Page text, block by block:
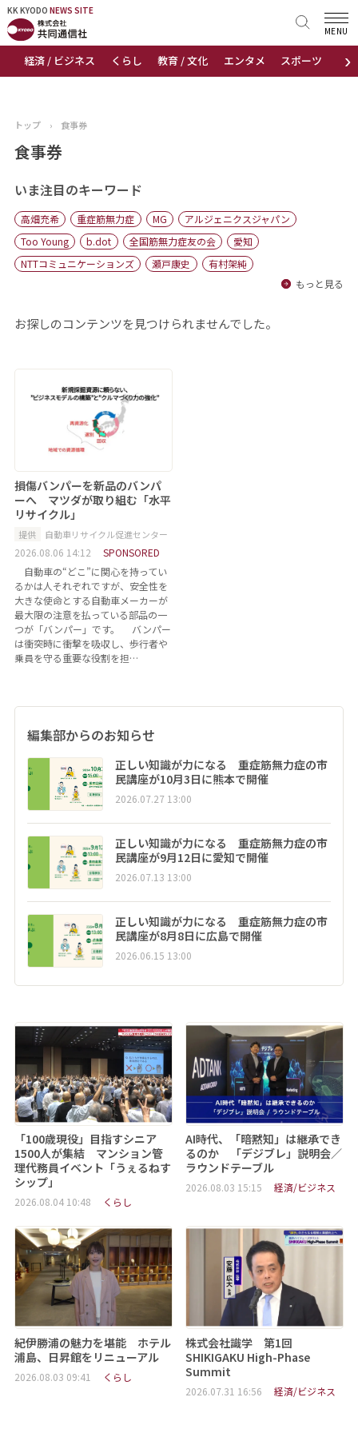
KK KYODO NEWS SITE
›
経済 / ビジネス くらし 教育 / 文化 エンタメ スポーツ 地域
MENU
KK KYODONEWS SITE
トップページ
ニュース
おすすめコンテンツ
出版物
会社概要
トップ › 食事券
食事券
いま注目のキーワード
高畑充希 重症筋無力症 MG
アルジェニクスジャパン
Too Young
b.dot 全国筋無力症友の会
愛知
NTTコミュニケーションズ
瀬戸康史
有村架純
もっと見る
お探しのコンテンツを見つけられませんでした。
損傷バンパーを新品のバンパ
ーへ マツダが取り組む「水平
リサイクル」
提供 自動車リサイクル促進センター
2026.08.06 14:12
SPONSORED
自動車の“どこ”に関心を持ってい
るかは人それぞれですが、安全性を
大きな使命とする自動車メーカーが
最大限の注意を払っている部品の一
つが「バンパー」です。 バンパー
は衝突時に衝撃を吸収し、歩行者や
乗員を守る重要な役割を担…
編集部からのお知らせ
正しい知識が力になる 重症筋無力症の市
民講座が10月3日に熊本で開催
2026.07.27 13:00
正しい知識が力になる 重症筋無力症の市
民講座が9月12日に愛知で開催
2026.07.13 13:00
正しい知識が力になる 重症筋無力症の市
民講座が8月8日に広島で開催
2026.06.15 13:00
「100歳現役」目指すシニア
1500人が集結 マンション管
理代務員イベント「うぇるねす
シップ」
2026.08.04 10:48 くらし
AI時代、「暗黙知」は継承でき
るのか 「デジブレ」説明会／
ラウンドテーブル
2026.08.03 15:15 経済/ビジネス
紀伊勝浦の魅力を堪能 ホテル
浦島、日昇館をリニューアル
2026.08.03 09:41 くらし
株式会社識学 第1回
SHIKIGAKU High-Phase
Summit
2026.07.31 16:56 経済/ビジネス